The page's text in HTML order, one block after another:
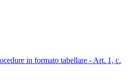
in formato tabellare - Art. 1, c.